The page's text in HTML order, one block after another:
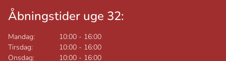
Åbningstider uge 32:
Mandag: 10:00 - 16:00
Tirsdag:
10:00 - 16:00
Onsdag:
10:00 - 16:00